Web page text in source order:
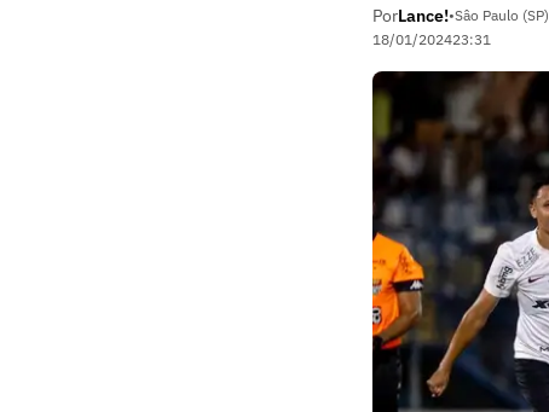
PorLance!•Sâo Paulo (SP)
18/01/202423:31